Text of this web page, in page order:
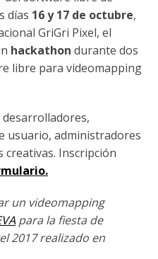
días 16 y 17 de octubre,
GriGri Pixel, el
hackathon durante dos
libre para videomapping
desarrolladores,
usuario, administradores
creativas. Inscripción
un videomapping
para la fiesta de
2017 realizado en